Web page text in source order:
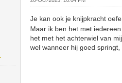
Je kan ook je knijpkracht
Maar ik ben het met
het met het achterwiel van
wel wanneer hij goed